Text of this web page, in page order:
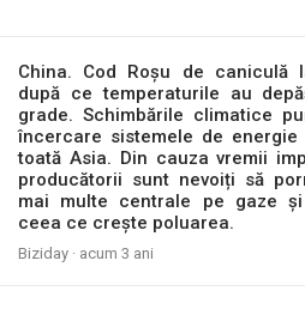
China. Cod Roșu de caniculă
după ce temperaturile au
grade. Schimbările climatice
încercare sistemele de energie
toată Asia. Din cauza vremii
producătorii sunt nevoiți să
mai multe centrale pe gaze și
ceea ce crește poluarea.
Biziday · acum 3 ani